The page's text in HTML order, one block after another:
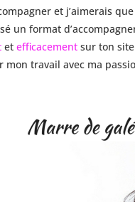
et j’aimerais
un format
etefficacement sur ton
mon travail avec ma